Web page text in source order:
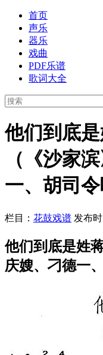
首页
声乐
器乐
戏曲
PDF乐谱
歌词大全
他们到底
（《沙家
一、胡司令
栏目： 花鼓戏谱 发布
他们到底是姓
庆嫂、刁德一